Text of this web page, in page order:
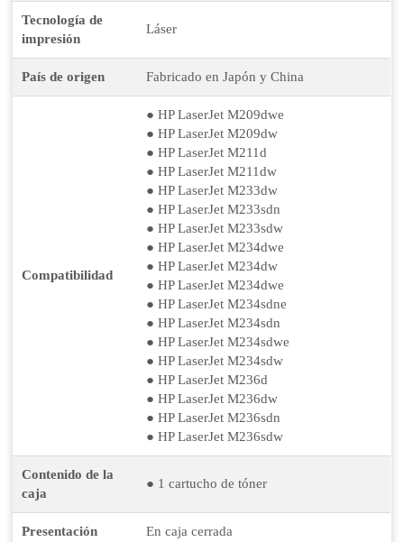
Tecnología de
impresión
Láser
País de origen Fabricado en Japón y China
Compatibilidad
● HP LaserJet M209dwe
● HP LaserJet M209dw
● HP LaserJet M211d
● HP LaserJet M211dw
● HP LaserJet M233dw
● HP LaserJet M233sdn
● HP LaserJet M233sdw
● HP LaserJet M234dwe
● HP LaserJet M234dw
● HP LaserJet M234dwe
● HP LaserJet M234sdne
● HP LaserJet M234sdn
● HP LaserJet M234sdwe
● HP LaserJet M234sdw
● HP LaserJet M236d
● HP LaserJet M236dw
● HP LaserJet M236sdn
● HP LaserJet M236sdw
Contenido de la
caja
● 1 cartucho de tóner
Presentación En caja cerrada